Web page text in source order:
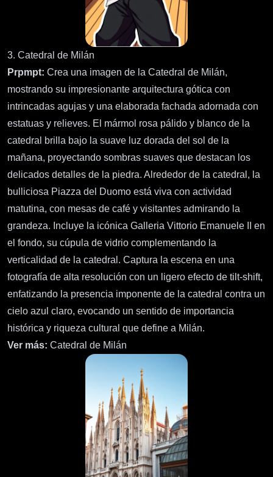
3. Catedral de Milán
Prpmpt: Crea una imagen de la Catedral de Milán,
mostrando su impresionante arquitectura gótica con
intrincadas agujas y una elaborada fachada adornada con
estatuas y relieves. El mármol rosa pálido y blanco de la
catedral brilla bajo la suave luz dorada del sol de la
mañana, proyectando sombras suaves que destacan los
delicados detalles de la piedra. Alrededor de la catedral, la
bulliciosa Piazza del Duomo está viva con actividad
matutina, con mesas de café y visitantes admirando la
grandeza. Incluye la icónica Galleria Vittorio Emanuele II en
el fondo, su cúpula de vidrio complementando la
verticalidad de la catedral. Captura la escena en una
fotografía de alta resolución con un ligero efecto de tilt-shift,
enfatizando la presencia imponente de la catedral contra un
cielo azul claro, evocando un sentido de importancia
histórica y riqueza cultural que define a Milán.
Ver más: Catedral de Milán